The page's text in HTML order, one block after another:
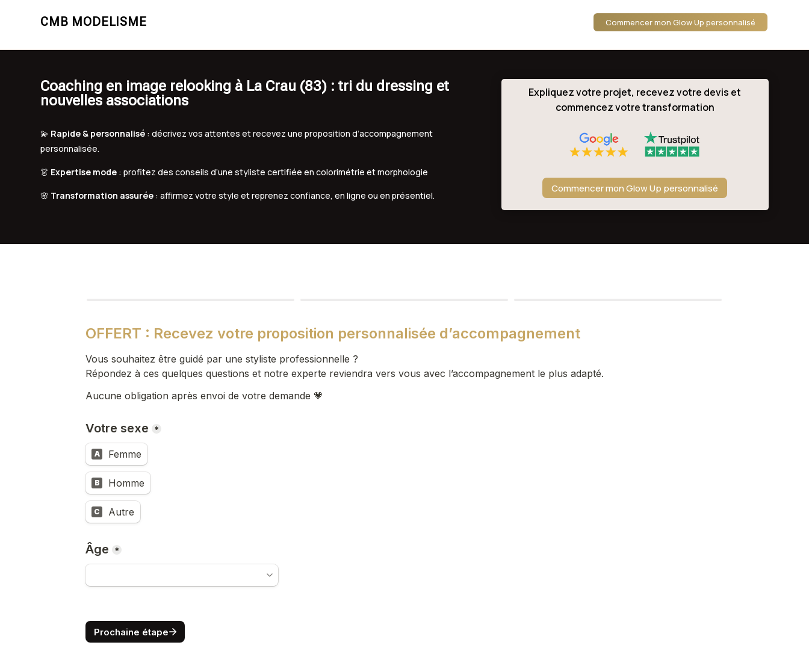
CMB MODELISME Commencer mon Glow Up personnalisé
Coaching en image relooking à La Crau (83) : tri du dressing et
nouvelles associations
💫 Rapide & personnalisé : décrivez vos attentes et recevez une proposition d’accompagnement
personnalisée.
👗 Expertise mode : profitez des conseils d’une styliste certifiée en colorimétrie et morphologie
🌸 Transformation assurée : affirmez votre style et reprenez confiance, en ligne ou en présentiel.
Expliquez votre projet, recevez votre devis et
commencez votre transformation
Commencer mon Glow Up personnalisé